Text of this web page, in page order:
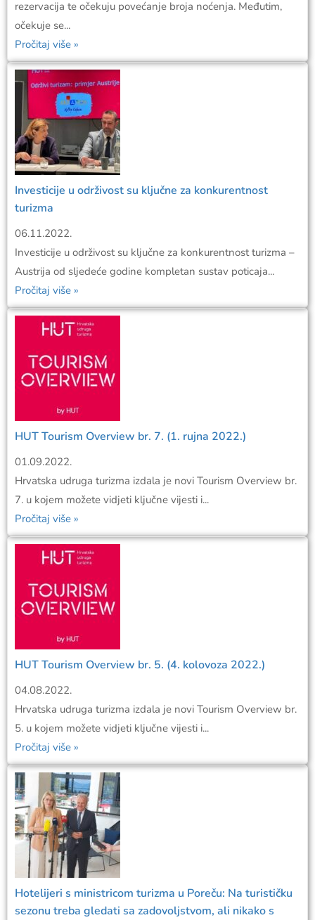
rezervacija te očekuju povećanje broja noćenja. Međutim,
očekuje se...
Pročitaj više »
Investicije u održivost su ključne za konkurentnost
turizma
06.11.2022.
Investicije u održivost su ključne za konkurentnost turizma –
Austrija od sljedeće godine kompletan sustav poticaja...
Pročitaj više »
HUT Tourism Overview br. 7. (1. rujna 2022.)
01.09.2022.
Hrvatska udruga turizma izdala je novi Tourism Overview br.
7. u kojem možete vidjeti ključne vijesti i...
Pročitaj više »
HUT Tourism Overview br. 5. (4. kolovoza 2022.)
04.08.2022.
Hrvatska udruga turizma izdala je novi Tourism Overview br.
5. u kojem možete vidjeti ključne vijesti i...
Pročitaj više »
Hotelijeri s ministricom turizma u Poreču: Na turističku
sezonu treba gledati sa zadovoljstvom, ali nikako s